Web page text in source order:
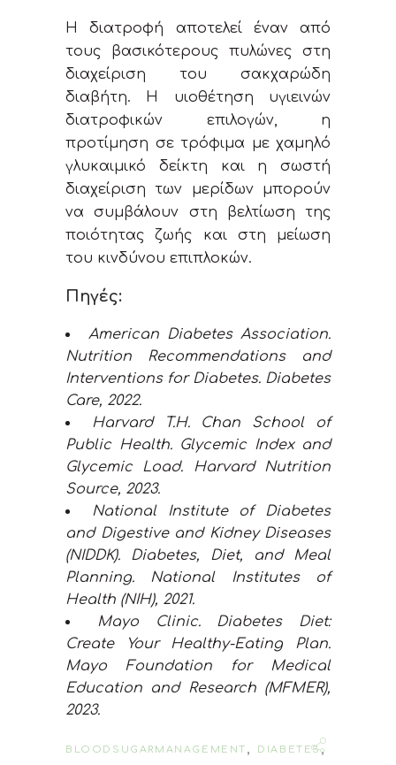
Η διατροφή αποτελεί έναν από
τους βασικότερους πυλώνες στη
διαχείριση του σακχαρώδη
διαβήτη. Η υιοθέτηση υγιεινών
διατροφικών επιλογών, η
προτίμηση σε τρόφιμα με χαμηλό
γλυκαιμικό δείκτη και η σωστή
διαχείριση των μερίδων μπορούν
να συμβάλουν στη βελτίωση της
ποιότητας ζωής και στη μείωση
του κινδύνου επιπλοκών.
Πηγές:
American Diabetes Association.
Nutrition Recommendations and
Interventions for Diabetes. Diabetes
Care, 2022.
Harvard T.H. Chan School of
Public Health. Glycemic Index and
Glycemic Load. Harvard Nutrition
Source, 2023.
National Institute of Diabetes
and Digestive and Kidney Diseases
(NIDDK). Diabetes, Diet, and Meal
Planning. National Institutes of
Health (NIH), 2021.
Mayo Clinic. Diabetes Diet:
Create Your Healthy-Eating Plan.
Mayo Foundation for Medical
Education and Research (MFMER),
2023.
BLOODSUGARMANAGEMENT , DIABETES,